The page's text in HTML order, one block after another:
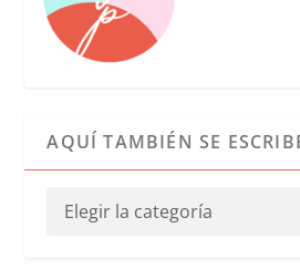
AQUÍ TAMBIÉN SE